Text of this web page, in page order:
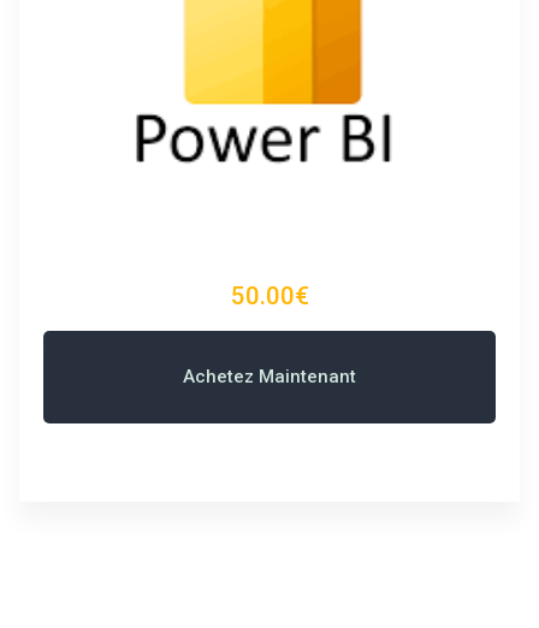
50.00€
Achetez Maintenant